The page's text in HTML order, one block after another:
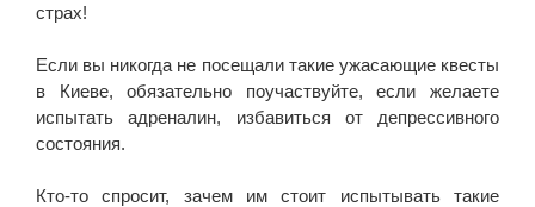
страх!
Если вы никогда не посещали такие ужасающие квесты
в Киеве, обязательно поучаствуйте, если желаете
испытать адреналин, избавиться от депрессивного
состояния.
Кто-то спросит, зачем им стоит испытывать такие